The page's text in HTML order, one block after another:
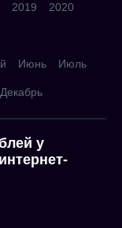
2019 2020
Июнь Июль
Декабрь
у